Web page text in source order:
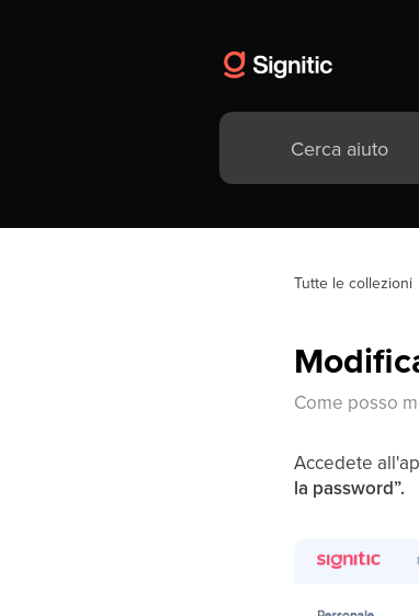
Tutte le collezioni
Come posso
Accedete
la password”.